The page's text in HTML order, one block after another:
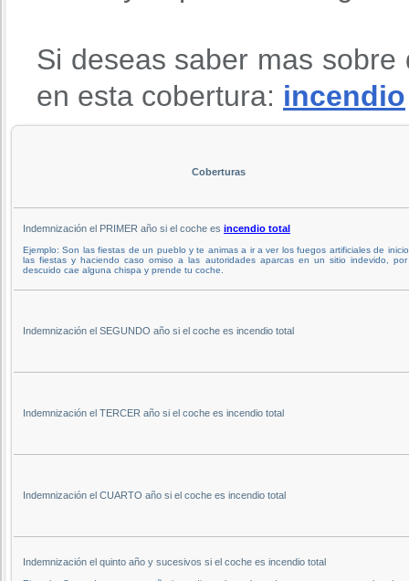
Si deseas saber mas
en esta cobertura: incendio
Coberturas
Indemnización el PRIMER año si el coche es incendio total
Ejemplo: Son las fiestas de un pueblo y te animas a ir a ver los fuegos artificiales de
las fiestas y haciendo caso omiso a las autoridades aparcas en un sitio indevido,
descuido cae alguna chispa y prende tu coche.
Indemnización el SEGUNDO año si el coche es incendio total
Indemnización el TERCER año si el coche es incendio total
Indemnización el CUARTO año si el coche es incendio total
Indemnización el quinto año y sucesivos si el coche es incendio total